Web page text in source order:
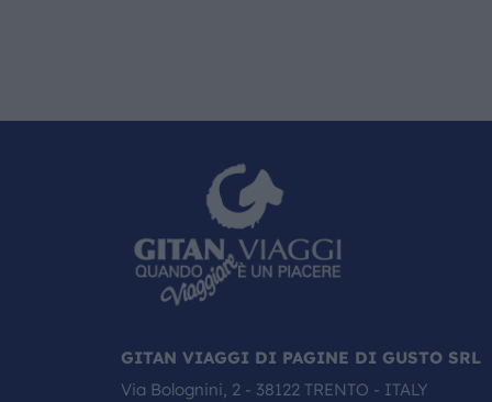
GITAN VIAGGI DI PAGINE DI GUSTO SRL
Via Bolognini, 2 - 38122 TRENTO - ITALY